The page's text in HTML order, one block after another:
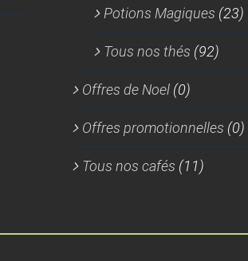
Potions Magiques (23)
Tous nos thés (92)
Offres de Noel (0)
Offres promotionnelles (0)
Tous nos cafés (11)